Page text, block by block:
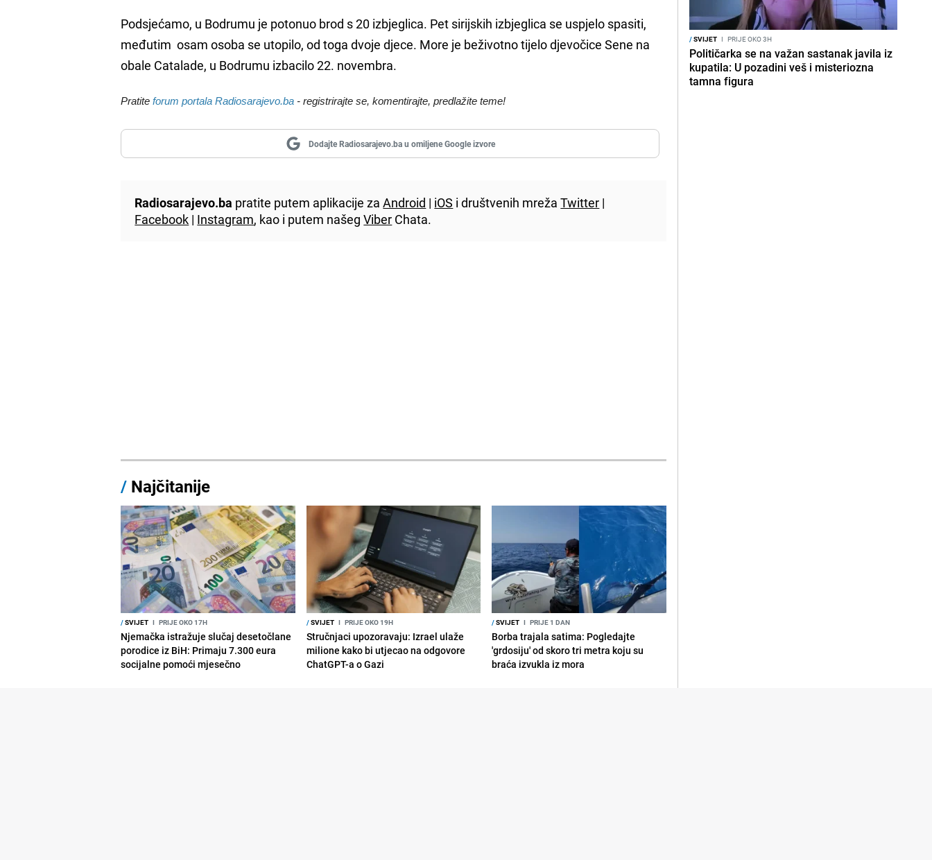
Podsjećamo, u Bodrumu je potonuo brod s 20 izbjeglica. Pet sirijskih izbjeglica se uspjelo spasiti,
međutim osam osoba se utopilo, od toga dvoje djece. More je beživotno tijelo djevočice Sene na
obale Catalade, u Bodrumu izbacilo 22. novembra.
Pratiteforum portala Radiosarajevo.ba - registrirajte se, komentirajte, predlažite teme!
Dodajte Radiosarajevo.ba u omiljene Google izvore
Radiosarajevo.ba pratite putem aplikacije zaAndroid | iOS i društvenih mrežaTwitter |
Facebook | Instagram, kao i putem našegViber Chata.
/ Najčitanije
/SVIJET I PRIJE OKO 17H
Njemačka istražuje slučaj desetočlane
porodice iz BiH: Primaju 7.300 eura
socijalne pomoći mjesečno
/SVIJET I PRIJE OKO 19H
Stručnjaci upozoravaju: Izrael ulaže
milione kako bi utjecao na odgovore
ChatGPT-a o Gazi
/SVIJET I PRIJE 1 DAN
Borba trajala satima: Pogledajte
'grdosiju' od skoro tri metra koju su
braća izvukla iz mora
/SVIJET I PRIJE OKO 3H
Političarka se na važan sastanak javila iz
kupatila: U pozadini veš i misteriozna
tamna figura